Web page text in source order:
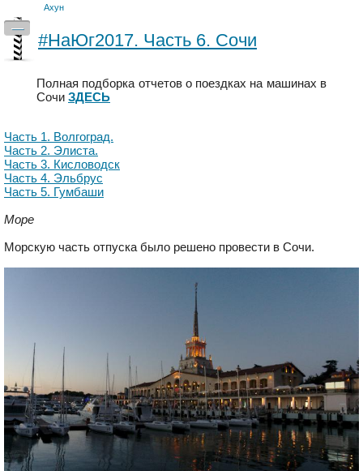
Ахун
—
#НаЮг2017. Часть 6. Сочи
Полная подборка отчетов о поездках на машинах в
Сочи ЗДЕСЬ
Часть 1. Волгоград.
Часть 2. Элиста.
Часть 3. Кисловодск
Часть 4. Эльбрус
Часть 5. Гумбаши
Море
Морскую часть отпуска было решено провести в Сочи.